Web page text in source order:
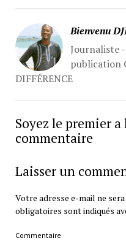
Bienvenu
Journaliste
publication
DIFFÉRENCE
Soyez le premier
commentaire
Laisser un
Votre adresse e-mail ne
obligatoires sont indiqués
Commentaire